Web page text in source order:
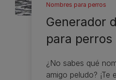
Nombres para perros
Generador
para perros
¿No sabes qué
amigo peludo? ¡Te